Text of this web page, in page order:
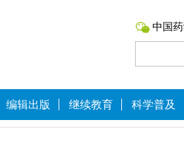
中国
编辑出版 继续教育 科学普及